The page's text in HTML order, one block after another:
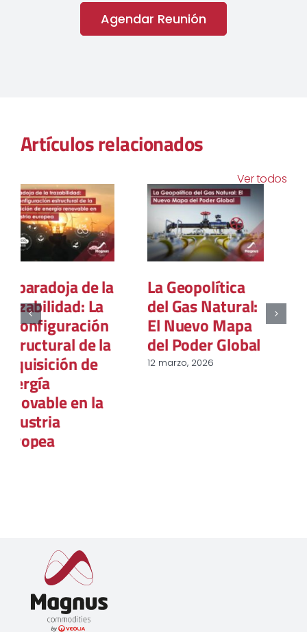
Agendar Reunión
Artículos relacionados
Ver todos
La Geopolítica
del Gas Natural:
El Nuevo Mapa
del Poder Global
12 marzo, 2026
La Gran
Convergencia: o
cómo el
mercado del gas
en Europa se dio
la vuelta en tres